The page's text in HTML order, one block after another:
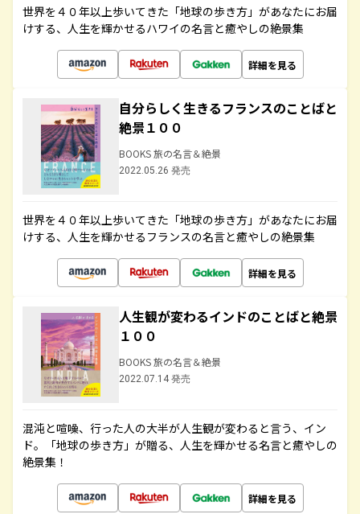
世界を４０年以上歩いてきた「地球の歩き方」があなたにお届
けする、人生を輝かせるハワイの名言と癒やしの絶景集
詳細を見る
自分らしく生きるフランスのことばと
絶景１００
BOOKS 旅の名言＆絶景
2022.05.26 発売
世界を４０年以上歩いてきた「地球の歩き方」があなたにお届
けする、人生を輝かせるフランスの名言と癒やしの絶景集
詳細を見る
人生観が変わるインドのことばと絶景
１００
BOOKS 旅の名言＆絶景
2022.07.14 発売
混沌と喧噪、行った人の大半が人生観が変わると言う、イン
ド。「地球の歩き方」が贈る、人生を輝かせる名言と癒やしの
絶景集！
詳細を見る